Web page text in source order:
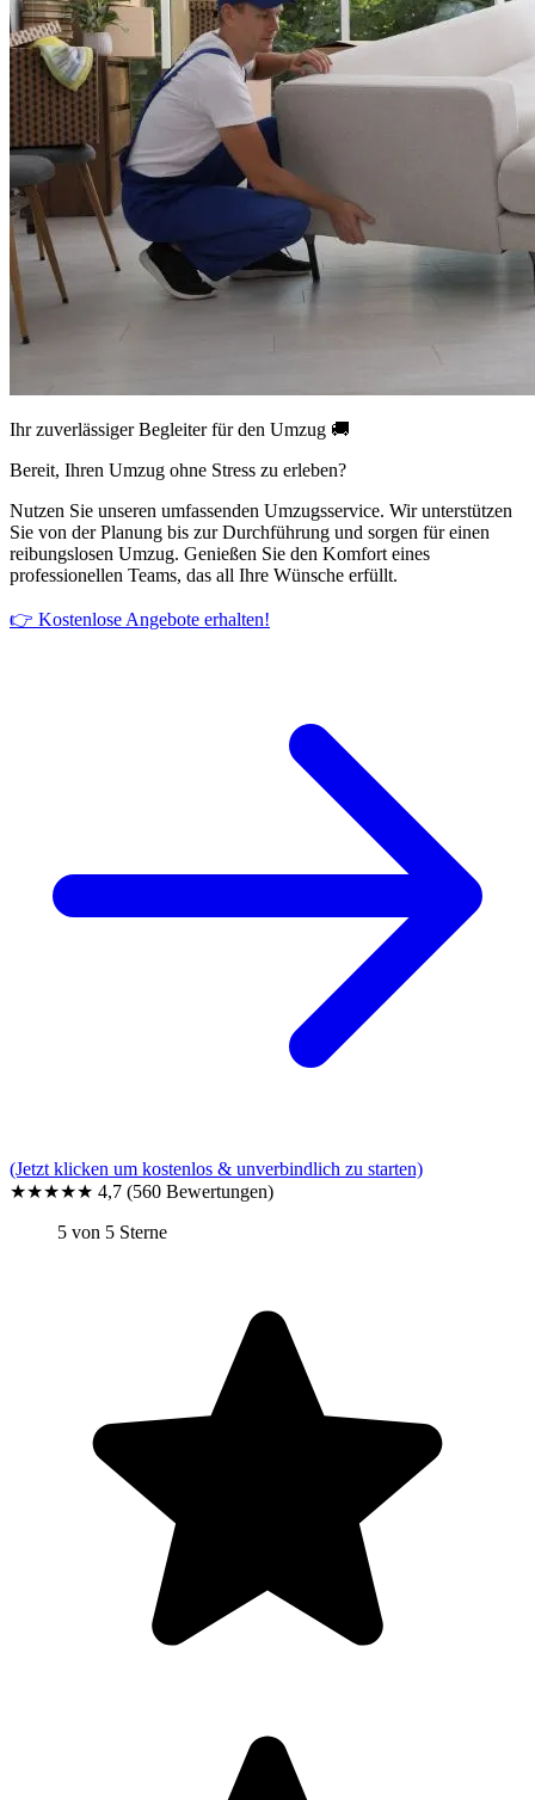
Ihr zuverlässiger Begleiter für den Umzug 🚚
Bereit, Ihren Umzug ohne Stress zu erleben?
Nutzen Sie unseren umfassenden Umzugsservice. Wir unterstützen
Sie von der Planung bis zur Durchführung und sorgen für einen
reibungslosen Umzug. Genießen Sie den Komfort eines
professionellen Teams, das all Ihre Wünsche erfüllt.
👉 Kostenlose Angebote erhalten!
(Jetzt klicken um kostenlos & unverbindlich zu starten)
★★★★★ 4,7 (560 Bewertungen)
5 von 5 Sterne